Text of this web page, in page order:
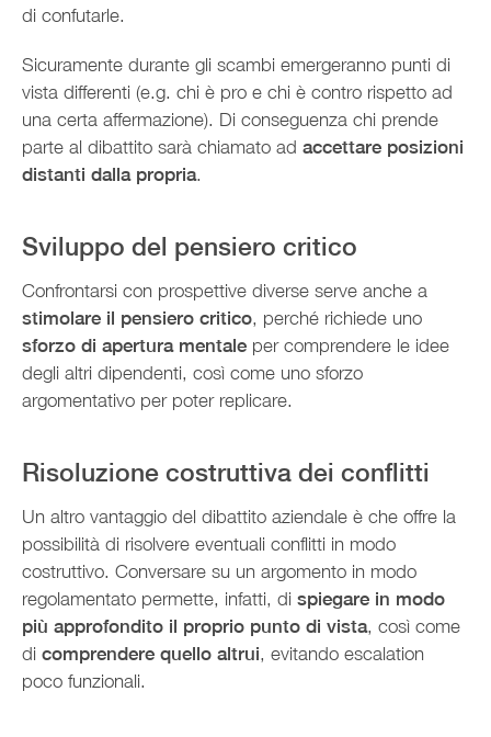
di confutarle.
Sicuramente durante gli scambi emergeranno punti di
vista differenti (e.g. chi è pro e chi è contro rispetto ad
una certa affermazione). Di conseguenza chi prende
parte al dibattito sarà chiamato ad accettare posizioni
distanti dalla propria.
Sviluppo del pensiero critico
Confrontarsi con prospettive diverse serve anche a
stimolare il pensiero critico, perché richiede uno
sforzo di apertura mentale per comprendere le idee
degli altri dipendenti, così come uno sforzo
argomentativo per poter replicare.
Risoluzione costruttiva dei conflitti
Un altro vantaggio del dibattito aziendale è che offre la
possibilità di risolvere eventuali conflitti in modo
costruttivo. Conversare su un argomento in modo
regolamentato permette, infatti, di spiegare in modo
più approfondito il proprio punto di vista, così come
di comprendere quello altrui, evitando escalation
poco funzionali.